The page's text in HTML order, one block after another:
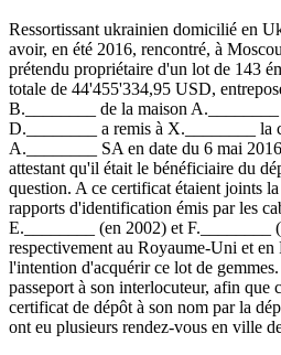
Ressortissant ukrainien domicilié en
avoir, en été 2016, rencontré, à
prétendu propriétaire d'un lot de 143
totale de 44'455'334,95 USD,
B.________ de la maison
D.________ a remis à X.________ la
A.________ SA en date du 6 mai
attestant qu'il était le bénéficiaire du
question. A ce certificat étaient joints
rapports d'identification émis par les
E.________ (en 2002) et F.________
respectivement au Royaume-Uni et
l'intention d'acquérir ce lot de
passeport à son interlocuteur, afin que
certificat de dépôt à son nom par la
ont eu plusieurs rendez-vous en ville